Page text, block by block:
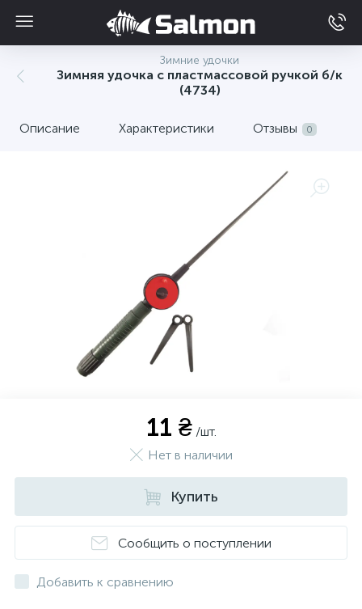
Зимние удочки
Зимняя удочка с пластмассовой ручкой б/к
(4734)
Описание Характеристики Отзывы 0
11 ₴ /шт.
Нет в наличии
Купить
Сообщить о поступлении
Добавить к сравнению